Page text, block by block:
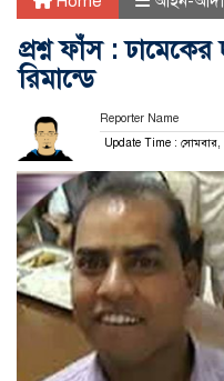
প্রশ্ন ফাঁস : ঢামেকের
রিমান্ডে
Reporter Name
Update Time : সোমবার,